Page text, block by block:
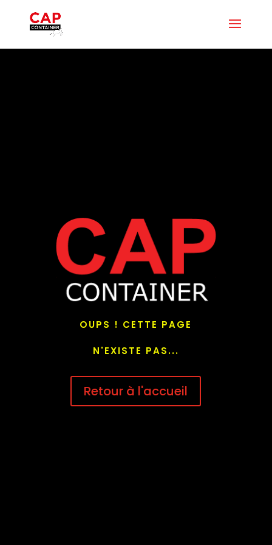
OUPS ! CETTE PAGE
N'EXISTE PAS...
Retour à l'accueil